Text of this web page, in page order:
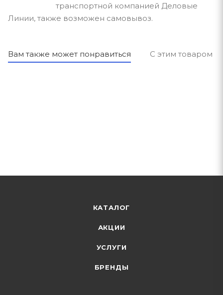
транспортной компанией Деловые
Линии, также возможен самовывоз.
Вам также может понравиться С этим товаром
КАТАЛОГ
АКЦИИ
УСЛУГИ
БРЕНДЫ